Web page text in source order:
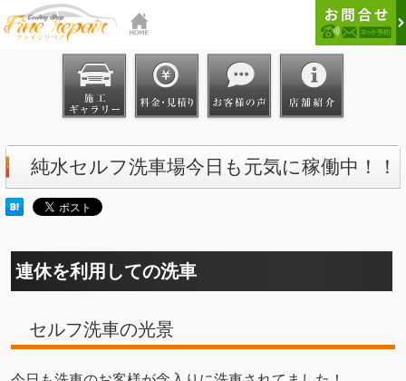
純水セルフ洗車場今日も元気に稼働中！！
連休を利用しての洗車
セルフ洗車の光景